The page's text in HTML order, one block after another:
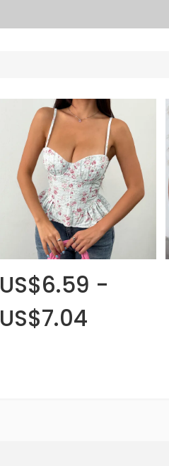
US$6.59 -
US$7.04